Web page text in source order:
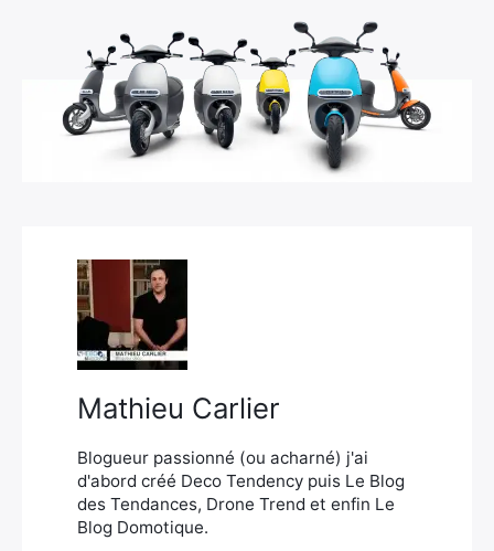
Mathieu Carlier
Blogueur passionné (ou acharné) j'ai
d'abord créé Deco Tendency puis Le Blog
des Tendances, Drone Trend et enfin Le
Blog Domotique.
Rechercher